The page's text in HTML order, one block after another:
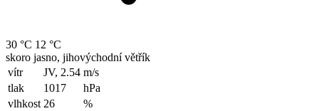
30 °C 12 °C
skoro jasno, jihovýchodní větřík
vítr
JV, 2.54 m/s
tlak
1017
hPa
vlhkost 26 %